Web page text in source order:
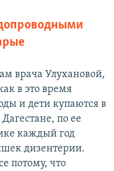
врача Улухановой,
в это время
и дети купаются в
по ее
каждый год
дизентерии.
потому, что